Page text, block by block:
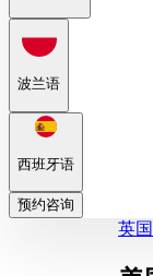
波兰语
西班牙语
预约咨询
英